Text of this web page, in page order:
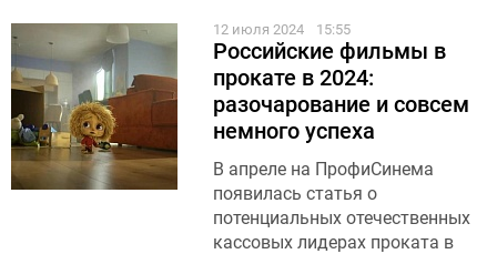
12 июля 2024 15:55
Российские фильмы в
прокате в 2024:
разочарование и совсем
немного успеха
В апреле на ПрофиСинема
появилась статья о
потенциальных отечественных
кассовых лидерах проката в